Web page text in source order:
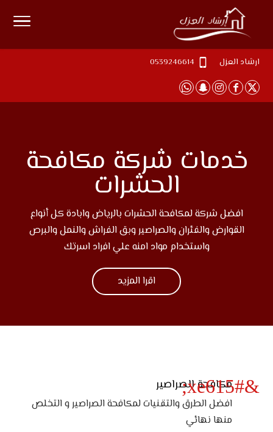
ارشاد العزل 0539246614
خدمات شركة مكافحة
الحشرات
افضل شركة لمكافحة الحشرات بالرياض وابادة كل أنواع
القوارض والفئران والصراصير وبق الفراش والنمل والبرص
واستخدام مواد امنه علي افراد اسرتك
اقرا المزيد
&#xe615;مكافحة الصراصير
افضل الطرق والتقنيات لمكافحة الصراصير و التخلص
منها نهائي